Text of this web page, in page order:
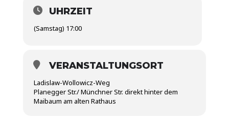
UHRZEIT
(Samstag) 17:00
VERANSTALTUNGSORT
Ladislaw-Wollowicz-Weg
Planegger Str./ Münchner Str. direkt hinter dem
Maibaum am alten Rathaus